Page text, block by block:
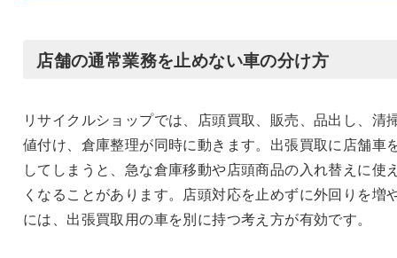
店舗の通常業務を止めない車の分け方
リサイクルショップでは、店頭買取、販売、品出し、清
値付け、倉庫整理が同時に動きます。出張買取に店舗車
してしまうと、急な倉庫移動や店頭商品の入れ替えに使
くなることがあります。店頭対応を止めずに外回りを増
には、出張買取用の車を別に持つ考え方が有効です。